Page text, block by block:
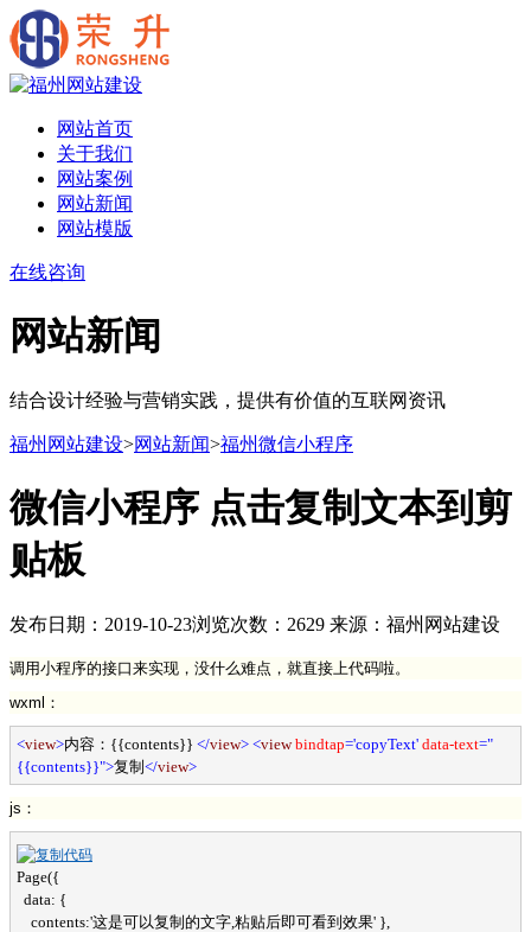
网站首页
关于我们
网站案例
网站新闻
网站模版
在线咨询
网站新闻
结合设计经验与营销实践，提供有价值的互联网资讯
福州网站建设>网站新闻>福州微信小程序
微信小程序 点击复制文本到剪
贴板
发布日期：2019-10-23浏览次数：2629 来源：福州网站建设
调用小程序的接口来实现，没什么难点，就直接上代码啦。
wxml：
<view>内容：{{contents}} </view> <view bindtap='copyText' data-text="
{{contents}}">复制 </view>
js：
Page({
    contents:
'这是可以复制的文字,粘贴后即可看到效果' },